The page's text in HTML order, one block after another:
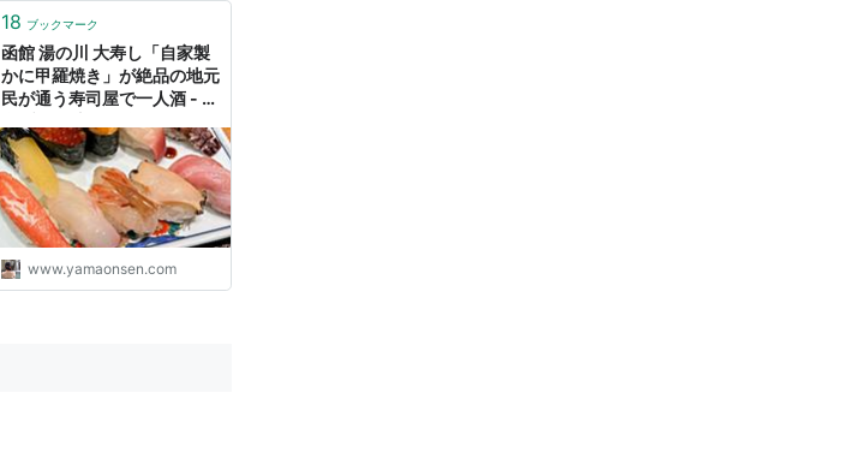
18 ブックマーク
函館 湯の川 大寿し「自家製
かに甲羅焼き」が絶品の地元
民が通う寿司屋で一人酒 - 温
www.yamaonsen.com